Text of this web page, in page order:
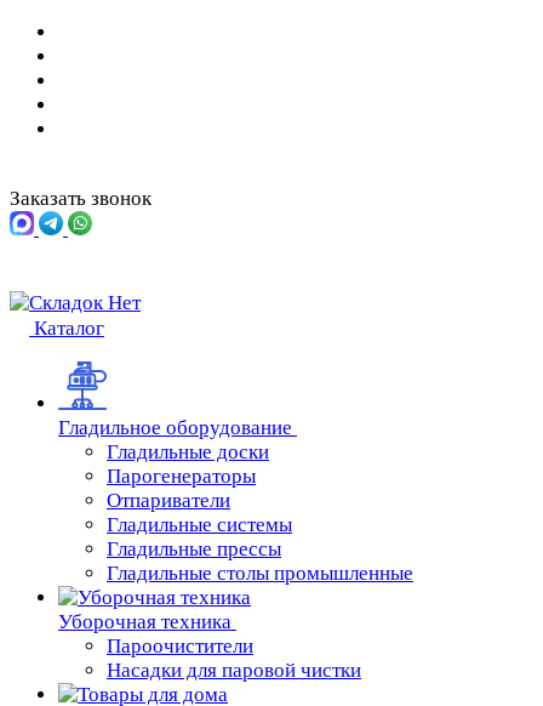
Заказать звонок
Каталог
Гладильное оборудование
Гладильные доски
Парогенераторы
Отпариватели
Гладильные системы
Гладильные прессы
Гладильные столы промышленные
Уборочная техника
Пароочистители
Насадки для паровой чистки